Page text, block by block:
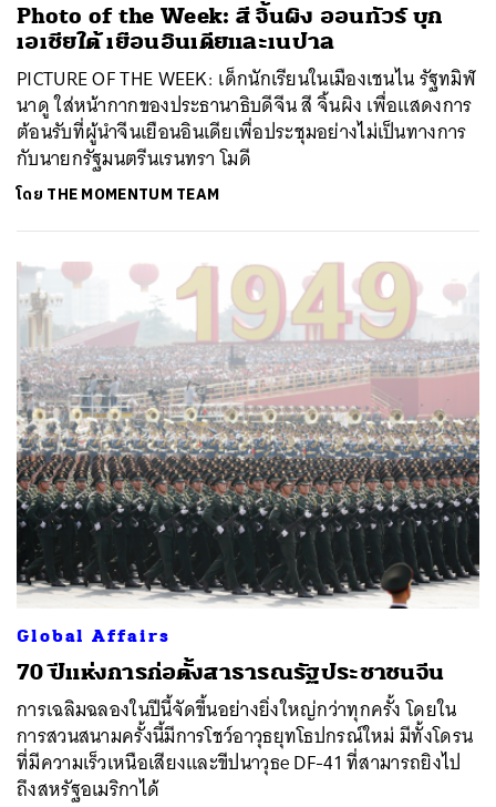
Photo of the Week: สี จิ้นผิง ออนทัวร์ บุก
เอเชียใต้ เยือนอินเดียและเนปาล
PICTURE OF THE WEEK: เด็กนักเรียนในเมืองเชนไน รัฐทมิฬ
นาดู ใส่หน้ากากของประธานาธิบดีจีน สี จิ้นผิง เพื่อแสดงการ
ต้อนรับที่ผู้นำจีนเยือนอินเดียเพื่อประชุมอย่างไม่เป็นทางการ
กับนายกรัฐมนตรีนเรนทรา โมดี
โดย THE MOMENTUM TEAM
Global Affairs
70 ปีแห่งการก่อตั้งสาธารณรัฐประชาชนจีน
การเฉลิมฉลองในปีนี้จัดขึ้นอย่างยิ่งใหญ่กว่าทุกครั้ง โดยใน
การสวนสนามครั้งนี้มีการโชว์อาวุธยุทโธปกรณ์ใหม่ มีทั้งโดรน
ที่มีความเร็วเหนือเสียงและขีปนาวุธe DF-41 ที่สามารถยิงไป
ถึงสหรัฐอเมริกาได้